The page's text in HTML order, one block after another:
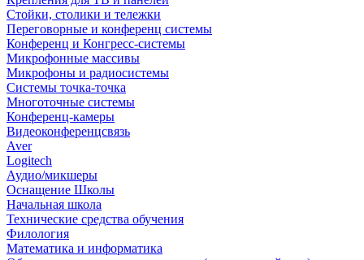
Стойки, столики и тележки
Переговорные и конференц системы
Конференц и Конгресс-системы
Микрофонные массивы
Микрофоны и радиосистемы
Системы точка-точка
Многоточные системы
Конференц-камеры
Видеоконференцсвязь
Aver
Logitech
Аудио/микшеры
Оснащение Школы
Начальная школа
Технические средства обучения
Филология
Математика и информатика